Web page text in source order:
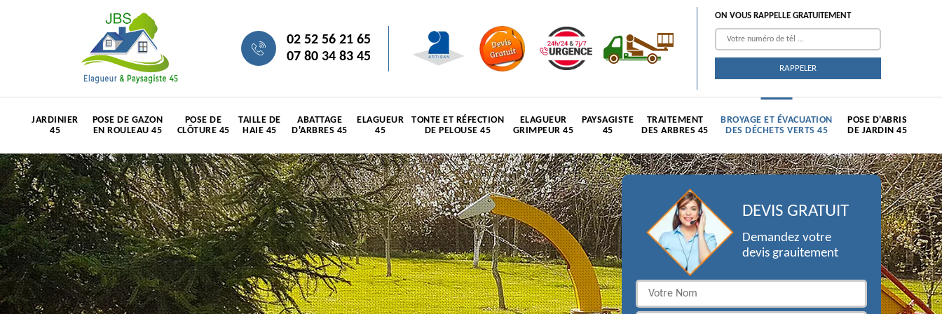
02 52 56 21 65
07 80 34 83 45
ON VOUS RAPPELLE GRATUITEMENT
JARDINIER
45
POSE DE GAZON
EN ROULEAU 45
POSE DE
CLÔTURE 45
TAILLE DE
HAIE 45
ABATTAGE
D'ARBRES 45
ELAGUEUR
45
TONTE ET RÉFECTION
DE PELOUSE 45
ELAGUEUR
GRIMPEUR 45
PAYSAGISTE
45
TRAITEMENT
DES ARBRES 45
BROYAGE ET ÉVACUATION
DES DÉCHETS VERTS 45
POSE D'ABRIS
DE JARDIN 45
DEVIS GRATUIT
Demandez votre
devis grauitement